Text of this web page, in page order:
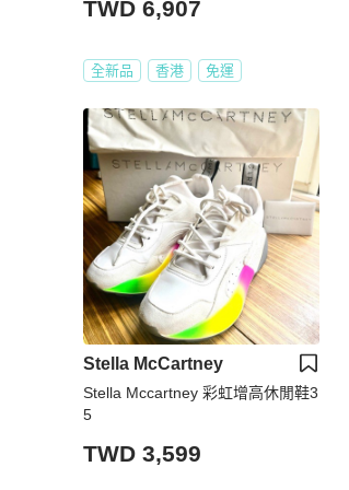
TWD 6,907
全新品 香港 免運
Stella McCartney
Stella Mccartney 彩虹增高休閒鞋3
5
TWD 3,599